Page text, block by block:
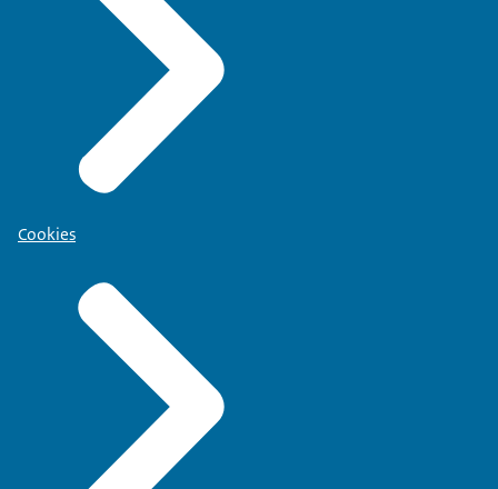
Cookies